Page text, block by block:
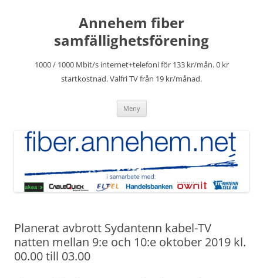
Annehem fiber
samfällighetsförening
1000 / 1000 Mbit/s internet+telefoni för 133 kr/mån. 0 kr
startkostnad. Valfri TV från 19 kr/månad.
Meny
Planerat avbrott Sydantenn kabel-TV
natten mellan 9:e och 10:e oktober 2019 kl.
00.00 till 03.00